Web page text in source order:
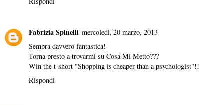
Fabrizia Spinelli mercoledì, 20 marzo, 2013
Sembra davvero fantastica!
Torna presto a trovarmi su Cosa Mi Metto???
Win the t-short "Shopping is cheaper than a psychologist"!!
Rispondi